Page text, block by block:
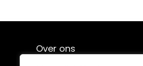
Over ons